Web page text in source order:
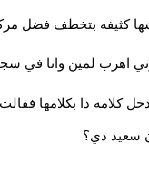
كثيفه بتخطف فضل
اهرب لمين وانا في
كلامه دا بكلامها
سعيد دي؟